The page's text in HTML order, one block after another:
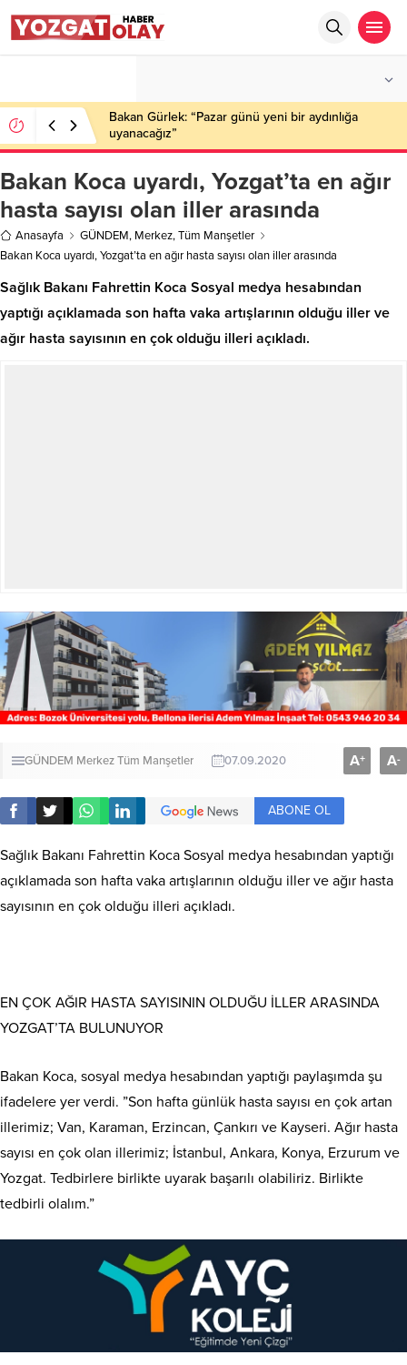
Bakan Gürlek: “Pazar günü yeni bir aydınlığa
uyanacağız”
Bakan Koca uyardı, Yozgat’ta en ağır
hasta sayısı olan iller arasında
Anasayfa GÜNDEM, Merkez,Tüm Manşetler
Bakan Koca uyardı, Yozgat’ta en ağır hasta sayısı olan iller arasında
Sağlık Bakanı Fahrettin Koca Sosyal medya hesabından
yaptığı açıklamada son hafta vaka artışlarının olduğu iller ve
ağır hasta sayısının en çok olduğu illeri açıkladı.
GÜNDEM MerkezTüm Manşetler 07.09.2020 A+ A-
ABONE OL
Sağlık Bakanı Fahrettin Koca Sosyal medya hesabından yaptığı
açıklamada son hafta vaka artışlarının olduğu iller ve ağır hasta
sayısının en çok olduğu illeri açıkladı.
EN ÇOK AĞIR HASTA SAYISININ OLDUĞU İLLER ARASINDA
YOZGAT’TA BULUNUYOR
Bakan Koca, sosyal medya hesabından yaptığı paylaşımda şu
ifadelere yer verdi. ”Son hafta günlük hasta sayısı en çok artan
illerimiz; Van, Karaman, Erzincan, Çankırı ve Kayseri. Ağır hasta
sayısı en çok olan illerimiz; İstanbul, Ankara, Konya, Erzurum ve
Yozgat. Tedbirlere birlikte uyarak başarılı olabiliriz. Birlikte
tedbirli olalım.”